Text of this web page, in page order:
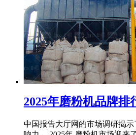
2025年磨粉机品牌排
中国报告大厅网的市场调研揭